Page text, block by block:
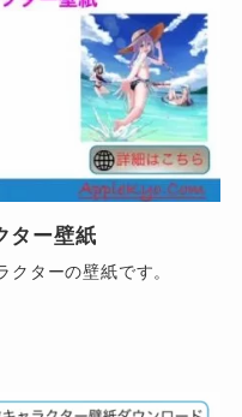
ター壁紙
ターの壁紙です。